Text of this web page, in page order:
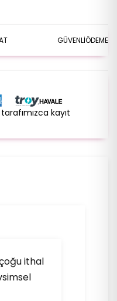
GÜVENLİÖDEME
kayıt
ithal